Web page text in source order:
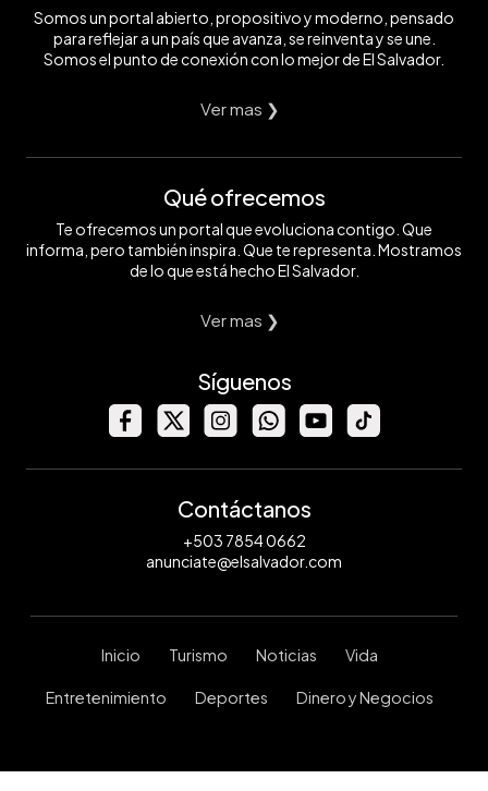
Somos un portal abierto, propositivo y moderno, pensado
para reflejar a un país que avanza, se reinventa y se une.
Somos el punto de conexión con lo mejor de El Salvador.
Ver mas ❯
Qué ofrecemos
Te ofrecemos un portal que evoluciona contigo. Que
informa, pero también inspira. Que te representa. Mostramos
de lo que está hecho El Salvador.
Ver mas ❯
Síguenos
Contáctanos
+503 7854 0662
anunciate@elsalvador.com
Inicio Turismo Noticias Vida
Entretenimiento Deportes Dinero y Negocios